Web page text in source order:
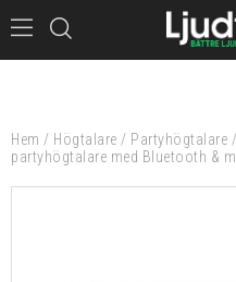
Hem / Högtalare / Partyhögtalare /
partyhögtalare med Bluetooth &